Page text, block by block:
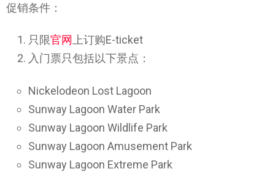
促销条件：
只限官网上订购E-ticket
入门票只包括以下景点：
Nickelodeon Lost Lagoon
Sunway Lagoon Water Park
Sunway Lagoon Wildlife Park
Sunway Lagoon Amusement Park
Sunway Lagoon Extreme Park